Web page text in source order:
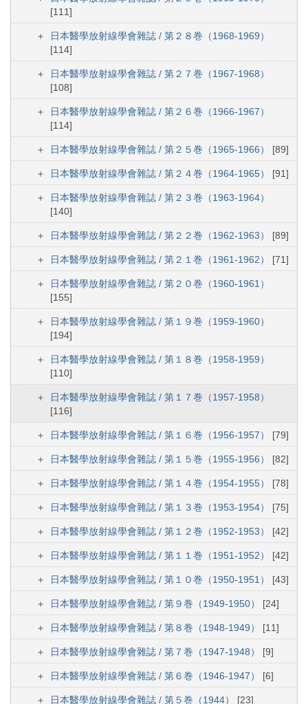
[111]
日本醫學放射線學會雜誌 / 第２８巻（1968-1969）
[114]
日本醫學放射線學會雜誌 / 第２７巻（1967-1968）
[108]
日本醫學放射線學會雜誌 / 第２６巻（1966-1967）
[114]
日本醫學放射線學會雜誌 / 第２５巻（1965-1966） [89]
日本醫學放射線學會雜誌 / 第２４巻（1964-1965） [91]
日本醫學放射線學會雜誌 / 第２３巻（1963-1964）
[140]
日本醫學放射線學會雜誌 / 第２２巻（1962-1963） [89]
日本醫學放射線學會雜誌 / 第２１巻（1961-1962） [71]
日本醫學放射線學會雜誌 / 第２０巻（1960-1961）
[155]
日本醫學放射線學會雜誌 / 第１９巻（1959-1960）
[194]
日本醫學放射線學會雜誌 / 第１８巻（1958-1959）
[110]
日本醫學放射線學會雜誌 / 第１７巻（1957-1958）
[116]
日本醫學放射線學會雜誌 / 第１６巻（1956-1957） [79]
日本醫學放射線學會雜誌 / 第１５巻（1955-1956） [82]
日本醫學放射線學會雜誌 / 第１４巻（1954-1955） [78]
日本醫學放射線學會雜誌 / 第１３巻（1953-1954） [75]
日本醫學放射線學會雜誌 / 第１２巻（1952-1953） [42]
日本醫學放射線學會雜誌 / 第１１巻（1951-1952） [42]
日本醫學放射線學會雜誌 / 第１０巻（1950-1951） [43]
日本醫學放射線學會雜誌 / 第９巻（1949-1950） [24]
日本醫學放射線學會雜誌 / 第８巻（1948-1949） [11]
日本醫學放射線學會雜誌 / 第７巻（1947-1948） [9]
日本醫學放射線學會雜誌 / 第６巻（1946-1947） [6]
日本醫學放射線學會雜誌 / 第５巻（1944） [23]